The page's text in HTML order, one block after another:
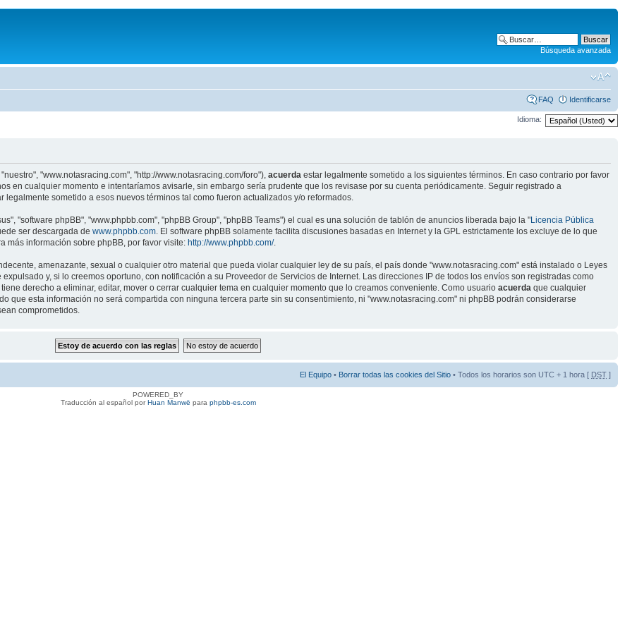
Búsqueda avanzada
FAQ Identificarse
Idioma:
"www.notasracing.com", "http://www.notasracing.com/foro"), acuerda estar legalmente sometido a los siguientes términos. En caso contrario por favor
en cualquier momento e intentaríamos avisarle, sin embargo sería prudente que los revisase por su cuenta periódicamente. Seguir registrado a
legalmente sometido a esos nuevos términos tal como fueron actualizados y/o reformados.
"software phpBB", "www.phpbb.com", "phpBB Group", "phpBB Teams") el cual es una solución de tablón de anuncios liberada bajo la "Licencia Pública
ser descargada de www.phpbb.com. El software phpBB solamente facilita discusiones basadas en Internet y la GPL estrictamente los excluye de lo que
más información sobre phpBB, por favor visite: http://www.phpbb.com/.
amenazante, sexual o cualquier otro material que pueda violar cualquier ley de su país, el país donde "www.notasracing.com" está instalado o Leyes
y, si lo creemos oportuno, con notificación a su Proveedor de Servicios de Internet. Las direcciones IP de todos los envíos son registradas como
derecho a eliminar, editar, mover o cerrar cualquier tema en cualquier momento que lo creamos conveniente. Como usuario acuerda que cualquier
que esta información no será compartida con ninguna tercera parte sin su consentimiento, ni "www.notasracing.com" ni phpBB podrán considerarse
comprometidos.
El Equipo • Borrar todas las cookies del Sitio • Todos los horarios son UTC + 1 hora [ DST ]
POWERED_BY
Traducción al español porHuan Manwë para phpbb-es.com